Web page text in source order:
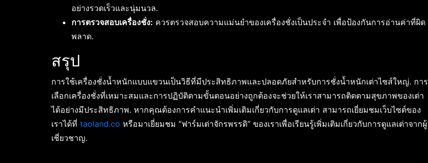
อย่างรวดเร็วและนุ่มนวล.
การตรวจสอบเครื่องชั่ง: ควรตรวจสอบความแม่นยำของเครื่องชั่งเป็นประจำ เพื่อป้องกันการอ่านค่าที่ผิด
พลาด.
สรุป
การใช้เครื่องชั่งน้ำหนักแบบแขวนเป็นวิธีที่มีประสิทธิภาพและปลอดภัยสำหรับการชั่งน้ำหนักเต่าไซส์ใหญ่. การ
เลือกเครื่องชั่งที่เหมาะสมและการปฏิบัติตามขั้นตอนอย่างถูกต้องจะช่วยให้เราสามารถติดตามสุขภาพของเต่า
ได้อย่างมีประสิทธิภาพ. หากคุณต้องการคำแนะนำเพิ่มเติมเกี่ยวกับการดูแลเต่า สามารถเยี่ยมชมเว็บไซต์ของ
เราได้ที่ taoland.co หรือมาเยี่ยมชม “ฟาร์มเต่าจักรพรรดิ” ของเราเพื่อเรียนรู้เพิ่มเติมเกี่ยวกับการดูแลเต่าจากผู้
เชี่ยวชาญ.